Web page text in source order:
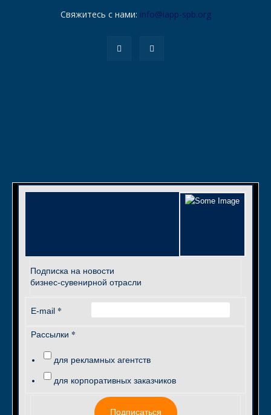
Свяжитесь с нами: info@iapp-spb.org
Подписка на новости
бизнес-сувенирной отрасли
E-mail *
Рассылки *
для рекламных агентств
для корпоративных заказчиков
Подписаться